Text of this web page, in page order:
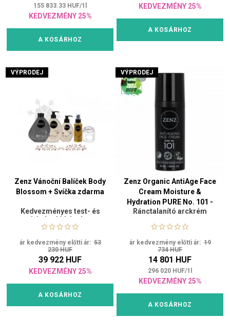
155 833.33 HUF/1
KEDVEZMÉNY 25%
A KOSÁRHOZ
KEDVEZMÉNY 25%
A KOSÁRHOZ
VÝPRODEJ
Zenz Vánoční Balíček Body
Blossom + Svíčka zdarma
Kedvezményes test- és
kézápoló készlet
ár kedvezmény előtti ár:53
230 HUF
39 922 HUF
KEDVEZMÉNY 25%
A KOSÁRHOZ
VÝPRODEJ
Zenz Organic AntiAge Face
Cream Moisture &
Hydration PURE No. 101 -
50 ml
Ránctalanító arckrém
ár kedvezmény előtti ár:19
734 HUF
14 801 HUF
296 020 HUF/1
KEDVEZMÉNY 25%
A KOSÁRHOZ